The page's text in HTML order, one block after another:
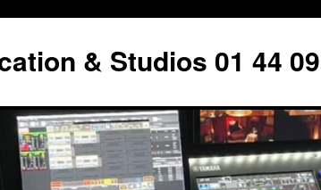
& Studios 01 44